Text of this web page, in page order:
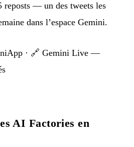
reposts — un des tweets les
dans l’espace Gemini.
· 🔗 Gemini Live —
AI Factories en